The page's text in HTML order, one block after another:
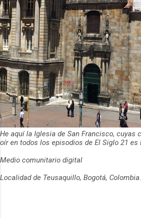
He aquí la Iglesia de San Francisco, cuyas
oír en todos los episodios de El Siglo 21 es
Medio comunitario digital
Localidad de Teusaquillo, Bogotá, Colombia.